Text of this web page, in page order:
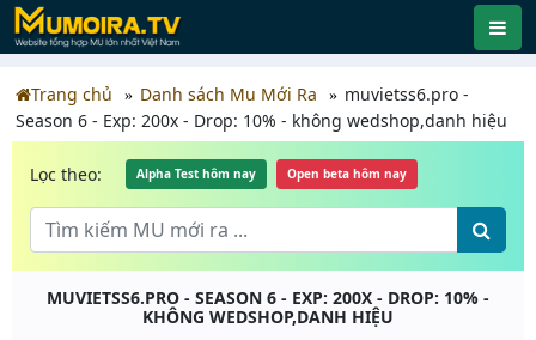
Trang chủ Danh sách Mu Mới Ra
muvietss6.pro -
Season 6 - Exp: 200x - Drop: 10% - không wedshop,danh hiệu
Lọc theo: Alpha Test hôm nay Open beta hôm nay
MUVIETSS6.PRO - SEASON 6 - EXP: 200X - DROP: 10% -
KHÔNG WEDSHOP,DANH HIỆU